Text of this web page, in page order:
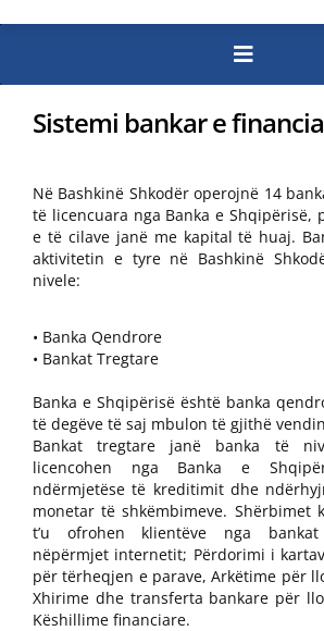
Sistemi bankar e
Në Bashkinë Shkodër operojnë 14
të licencuara nga Banka e Shqipërisë,
e të cilave janë me kapital të huaj.
aktivitetin e tyre në Bashkinë
nivele:
• Banka Qendrore
• Bankat Tregtare
Banka e Shqipërisë është banka
të degëve të saj mbulon të gjithë
Bankat tregtare janë banka të
licencohen nga Banka e
ndërmjetëse të kreditimit dhe
monetar të shkëmbimeve. Shërbimet
t’u ofrohen klientëve nga
nëpërmjet internetit; Përdorimi i
për tërheqjen e parave, Arkëtime për
Xhirime dhe transferta bankare për
Këshillime financiare.